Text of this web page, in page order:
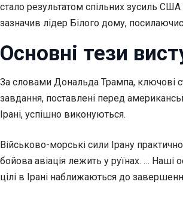
стало результатом спільних зусиль США
зазначив лідер Білого дому,
Основні тези
За словами Дональда Трампа, ключові
завдання, поставлені перед
Ірані, успішно виконуються.
Військово-морські сили Ірану
бойова авіація лежить у руїнах. … Наші
цілі в Ірані наближаються до